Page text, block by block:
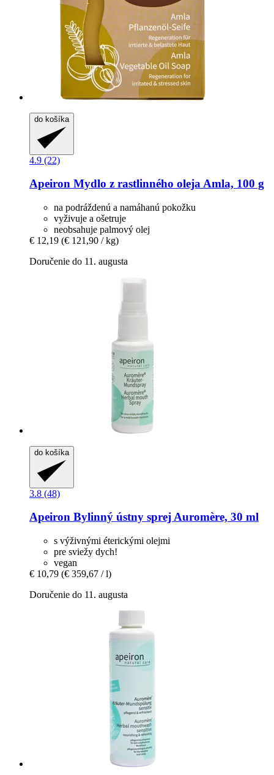
do košíka
4.9 (22)
Apeiron Mydlo z rastlinného oleja Amla, 100 g
na podráždenú a namáhanú pokožku
vyživuje a ošetruje
neobsahuje palmový olej
€ 12,19 (€ 121,90 / kg)
Doručenie do 11. augusta
do košíka
3.8 (48)
Apeiron Bylinný ústny sprej Auromère, 30 ml
s výživnými éterickými olejmi
pre sviežy dych!
vegan
€ 10,79 (€ 359,67 / l)
Doručenie do 11. augusta